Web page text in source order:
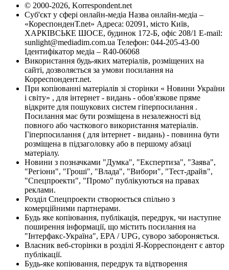
© 2000-2026, Korrespondent.net
Суб'єкт у сфері онлайн-медіа Назва онлайн-медіа –
«КореспонденТ.net» Адреса: 02091, місто Київ,
ХАРКІВСЬКЕ ШОСЕ, будинок 172-Б, офіс 208/1 E-mail:
sunlight@mediadim.com.ua Телефон: 044-205-43-00
Ідентифікатор медіа – R40-06068
Використання будь-яких матеріалів, розміщених на
сайті, дозволяється за умови посилання на
Корреспондент.net.
При копіюванні матеріалів зі сторінки « Новини України
і світу» , для інтернет - видань - обов'язкове пряме
відкрите для пошукових систем гіперпосилання .
Посилання має бути розміщена в незалежності від
повного або часткового використання матеріалів.
Гіперпосилання ( для інтернет - видань) - повинна бути
розміщена в підзаголовку або в першому абзаці
матеріалу.
Новини з позначками "Думка", "Експертиза", "Заява",
"Регіони", "Гроші", "Влада", "Вибори", "Тест-драйв",
"Спецпроекти", "Промо" публікуються на правах
реклами.
Розділ Спецпроекти створюється спільно з
комерційними партнерами.
Будь яке копіювання, публікація, передрук, чи наступне
поширення інформації, що містить посилання на
"Інтерфакс-Україна", EPA / UPG, суворо забороняється.
Власник веб-сторінки в розділі Я-Корреспондент є автор
публікації.
Будь-яке копіювання, передрук та відтворення